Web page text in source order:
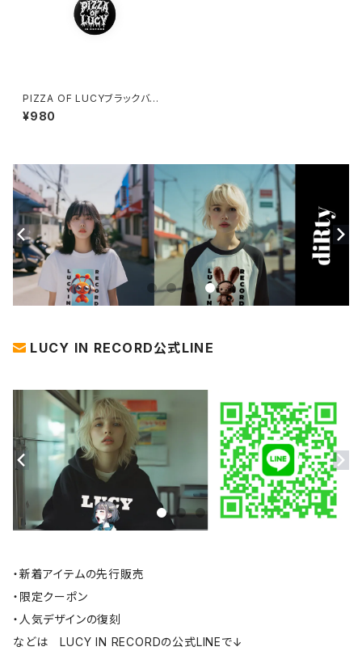
PIZZA OF LUCYブラックバッ
ジ 1017-240218038
¥980
LUCY IN RECORD公式LINE
・新着アイテムの先行販売
・限定クーポン
・人気デザインの復刻
などは LUCY IN RECORDの公式LINEで↓